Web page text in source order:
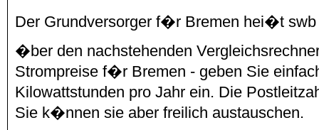
Der Grundversorger f�r Bremen hei�t swb
�ber den nachstehenden
Strompreise f�r Bremen - geben Sie
Kilowattstunden pro Jahr ein. Die
Sie k�nnen sie aber freilich austauschen.